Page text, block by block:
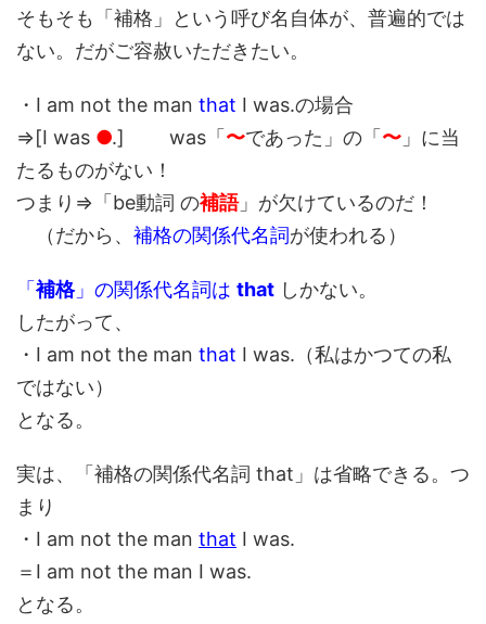
そもそも「補格」という呼び名自体が、普遍的では
ない。だがご容赦いただきたい。
・I am not the man that I was.の場合
⇒[I was ●.] was「 〜であった」の「 〜 」に当
たるものがない！
つまり⇒「be動詞 の補語」が欠けているのだ！
（だから、 補格の関係代名詞が使われる）
「 補格」の関係代名詞は that しかない。
したがって、
・I am not the man that I was.（私はかつての私
ではない）
となる。
実は、「補格の関係代名詞 that」は省略できる。つ
まり
・I am not the man that I was.
＝I am not the man I was.
となる。